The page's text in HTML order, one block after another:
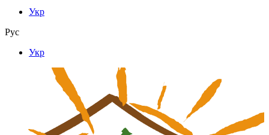
Укр
Рус
Укр